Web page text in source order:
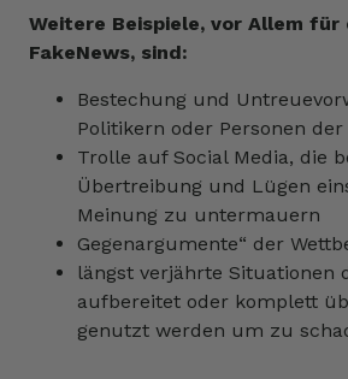
Weitere Beispiele, vor Allem für
FakeNews, sind:
Bestechung und
Politikern oder Personen
Trolle auf Social Media, die
Übertreibung und Lügen
Meinung zu untermauern
Gegenargumente“ der
längst verjährte Situationen
aufbereitet oder komplett
genutzt werden um zu